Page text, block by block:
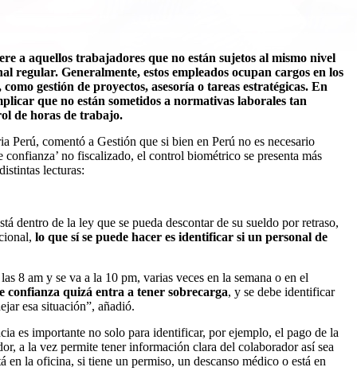
a aquellos trabajadores que no están sujetos al mismo nivel
regular. Generalmente, estos empleados ocupan cargos en los
gestión de proyectos, asesoría o tareas estratégicas. En
que no están sometidos a normativas laborales tan
de horas de trabajo.
Perú, comentó a Gestión que si bien en Perú no es necesario
confianza’ no fiscalizado, el control biométrico se presenta más
lecturas:
dentro de la ley que se pueda descontar de su sueldo por retraso,
lo que sí se puede hacer es identificar si un personal de
8 am y se va a la 10 pm, varias veces en la semana o en el
confianza quizá entra a tener sobrecarga, y se debe identificar
esa situación”, añadió.
es importante no solo para identificar, por ejemplo, el pago de la
a la vez permite tener información clara del colaborador así sea
en la oficina, si tiene un permiso, un descanso médico o está en